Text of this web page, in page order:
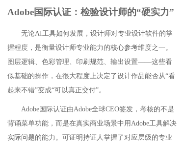
Adobe国际认证：检验设计师的“硬实力”
无论AI工具如何发展，设计师对专业设计软件的掌
握程度，是衡量设计师专业能力的核心参考维度之一。
图层逻辑、色彩管理、印刷规范、输出设置——这些看
似基础的操作，在很大程度上决定了设计作品能否从“看
起来不错”变成“可以真正交付”。
Adobe国际认证由Adobe全球CEO签发，考核的不是
背诵菜单功能，而是在真实商业场景中用Adobe工具解决
实际问题的能力。可证明持证人掌握了对应层级的专业